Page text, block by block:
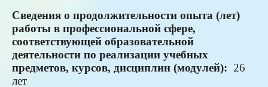
Сведения о продолжительности опыта (лет)
работы в профессиональной сфере,
соответствующей образовательной
деятельности по реализации учебных
предметов, курсов, дисциплин (модулей): 26
лет